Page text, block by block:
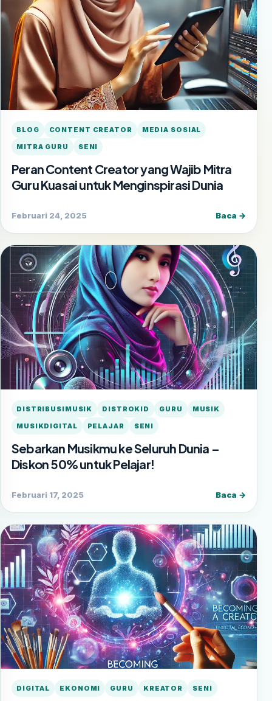
BLOG CONTENT CREATOR
MEDIA SOSIAL
MITRA GURU
SENI
Peran Content Creator yang Wajib Mitra
Guru Kuasai untuk Menginspirasi Dunia
Februari 24, 2025 Baca →
DISTRIBUSIMUSIK DISTROKID GURU
MUSIK
MUSIKDIGITAL
PELAJAR SENI
Sebarkan Musikmu ke Seluruh Dunia –
Diskon 50% untuk Pelajar!
Februari 17, 2025 Baca →
DIGITAL EKONOMI GURU KREATOR SENI